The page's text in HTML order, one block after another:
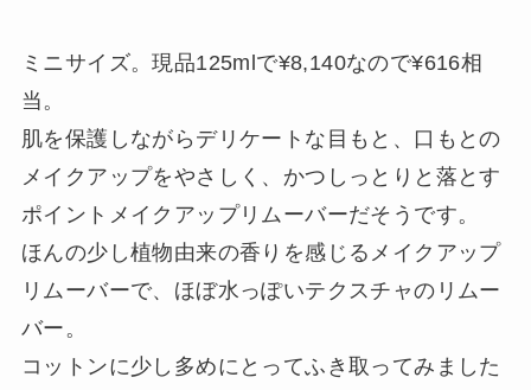
ミニサイズ。現品125mlで¥8,140なので¥616相
当。
肌を保護しながらデリケートな目もと、口もとの
メイクアップをやさしく、かつしっとりと落とす
ポイントメイクアップリムーバーだそうです。
ほんの少し植物由来の香りを感じるメイクアップ
リムーバーで、ほぼ水っぽいテクスチャのリムー
バー。
コットンに少し多めにとってふき取ってみました